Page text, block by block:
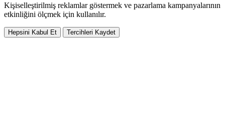
Kişiselleştirilmiş reklamlar göstermek ve pazarlama kampanyalarının
etkinliğini ölçmek için kullanılır.
Hepsini Kabul Et Tercihleri Kaydet